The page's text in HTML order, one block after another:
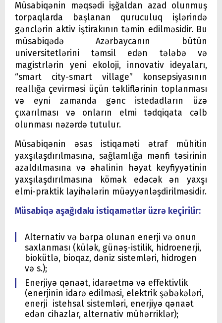
Müsabiqənin məqsədi işğaldan azad olunmuş
torpaqlarda başlanan quruculuq işlərində
gənclərin aktiv iştirakının təmin edilməsidir. Bu
müsabiqədə Azərbaycanın bütün
universitetlərini təmsil edən tələbə və
magistrlərin yeni ekoloji, innovativ ideyaları,
“smart city-smart village” konsepsiyasının
reallığa çevirməsi üçün təkliflərinin toplanması
və eyni zamanda gənc istedadların üzə
çıxarılması və onların elmi tədqiqata cəlb
olunması nəzərdə tutulur.
Müsabiqənin əsas istiqaməti ətraf mühitin
yaxşılaşdırılmasına, sağlamlığa mənfi təsirinin
azaldılmasına və əhalinin həyat keyfiyyətinin
yaxşılaşdırılmasına kömək edəcək ən yaxşı
elmi-praktik layihələrin müəyyənləşdirilməsidir.
Müsabiqə aşağıdakı istiqamətlər üzrə keçirilir:
Alternativ və bərpa olunan enerji və onun
saxlanması (külək, günəş-istilik, hidroenerji,
biokütlə, bioqaz, dəniz sistemləri, hidrogen
və s.);
Enerjiyə qənaət, idarəetmə və effektivlik
(enerjinin idarə edilməsi, elektrik şəbəkələri,
enerji istehsal sistemləri, enerjiyə qənaət
edən cihazlar, alternativ mühərriklər);